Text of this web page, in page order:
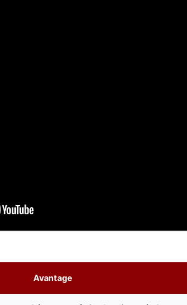
Avantage